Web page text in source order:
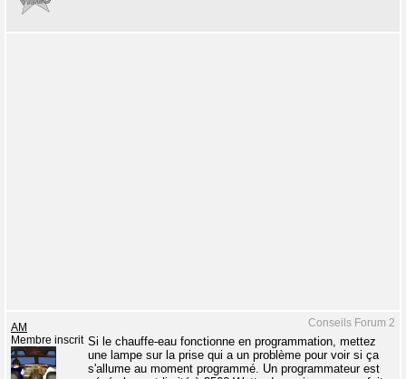
Conseils Forum 2
AM
Membre inscrit Si le chauffe-eau fonctionne en programmation, mettez
une lampe sur la prise qui a un problème pour voir si ça
s'allume au moment programmé. Un programmateur est